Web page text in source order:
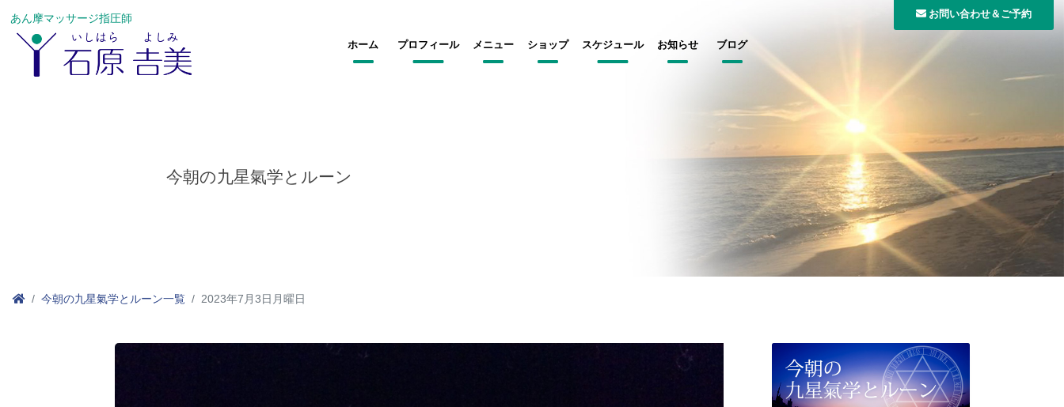
あん摩マッサージ指圧師 お問い合わせ＆ご予約
ホーム プロフィール メニュー ショップ スケジュール お知らせ ブログ
今朝の九星氣学とルーン
今朝の九星氣学とルーン一覧 2023年7月3日月曜日